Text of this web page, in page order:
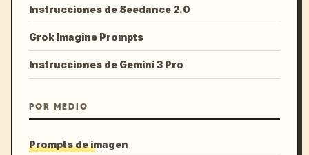
Instrucciones de Seedance 2.0
Grok Imagine Prompts
Instrucciones de Gemini 3 Pro
POR MEDIO
Prompts de imagen